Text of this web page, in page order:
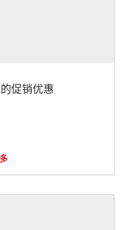
促销优惠